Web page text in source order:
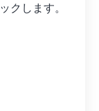
クします。